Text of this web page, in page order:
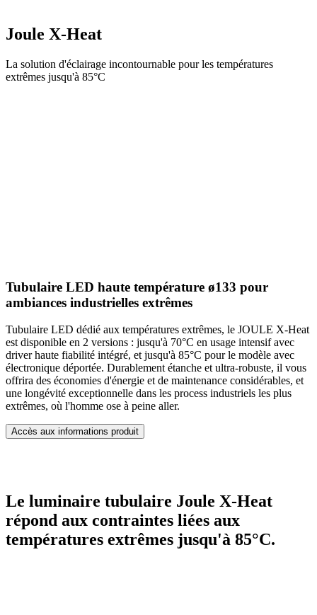
Joule X-Heat
La solution d'éclairage incontournable pour les températures
extrêmes jusqu'à 85°C
Tubulaire LED haute température ø133 pour
ambiances industrielles extrêmes
Tubulaire LED dédié aux températures extrêmes, le JOULE X-Heat
est disponible en 2 versions : jusqu'à 70°C en usage intensif avec
driver haute fiabilité intégré, et jusqu'à 85°C pour le modèle avec
électronique déportée. Durablement étanche et ultra-robuste, il vous
offrira des économies d'énergie et de maintenance considérables, et
une longévité exceptionnelle dans les process industriels les plus
extrêmes, où l'homme ose à peine aller.
Accès aux informations produit
Le luminaire tubulaire Joule X-Heat
répond aux contraintes liées aux
températures extrêmes jusqu'à 85°C.